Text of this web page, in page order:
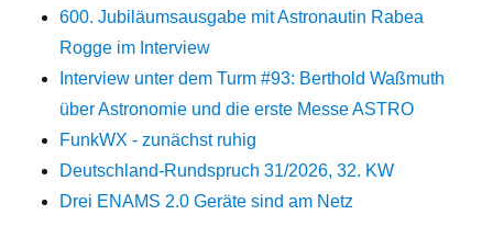
600. Jubiläumsausgabe mit Astronautin Rabea
Rogge im Interview
Interview unter dem Turm #93: Berthold Waßmuth
über Astronomie und die erste Messe ASTRO
FunkWX - zunächst ruhig
Deutschland-Rundspruch 31/2026, 32. KW
Drei ENAMS 2.0 Geräte sind am Netz